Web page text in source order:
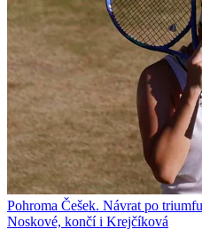
Pohroma Češek. Návrat po
Noskové, končí i Krejčíková